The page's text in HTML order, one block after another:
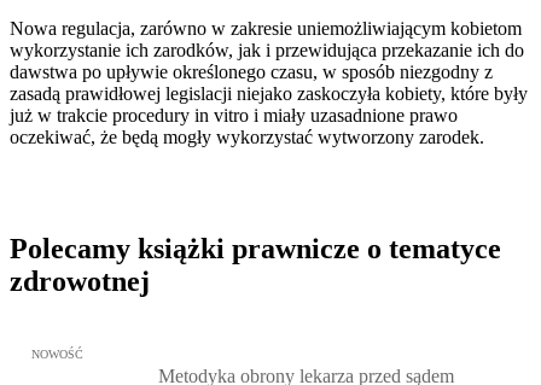
Nowa regulacja, zarówno w zakresie uniemożliwiającym kobietom
wykorzystanie ich zarodków, jak i przewidująca przekazanie ich do
dawstwa po upływie określonego czasu, w sposób niezgodny z
zasadą prawidłowej legislacji niejako zaskoczyła kobiety, które były
już w trakcie procedury in vitro i miały uzasadnione prawo
oczekiwać, że będą mogły wykorzystać wytworzony zarodek.
Polecamy książki prawnicze o tematyce
zdrowotnej
Przejdź do: Metodyka obrony lekarza przed sądem lekarskim,
NOWOŚĆ
Metodyka obrony lekarza przed sądem